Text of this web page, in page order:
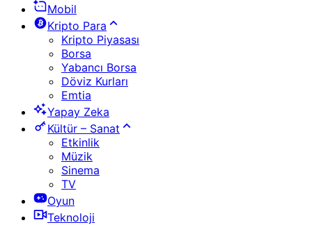
Mobil
Kripto Para
Kripto Piyasası
Borsa
Yabancı Borsa
Döviz Kurları
Emtia
Yapay Zeka
Kültür – Sanat
Etkinlik
Müzik
Sinema
TV
Oyun
Teknoloji